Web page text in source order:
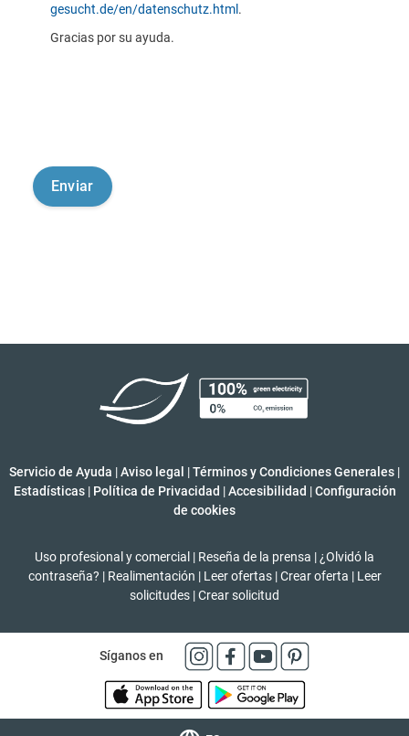
gesucht.de/en/datenschutz.html .
Gracias por su ayuda.
Servicio de Ayuda |Aviso legal |Términos y Condiciones Generales |
Estadísticas | Política de Privacidad | Accesibilidad | Configuración
de cookies
Uso profesional y comercial | Reseña de la prensa | ¿Olvidó la
contraseña? | Realimentación | Leer ofertas | Crear oferta | Leer
solicitudes |Crear solicitud
Síganos en